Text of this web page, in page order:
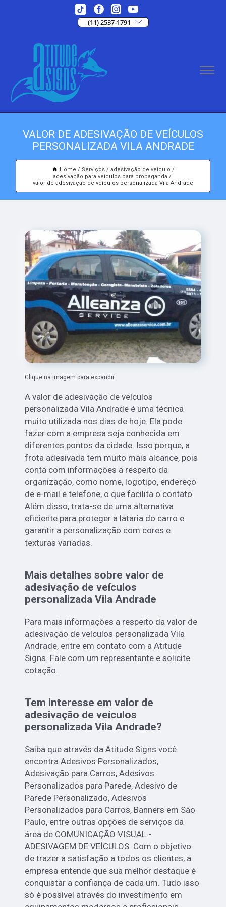
(11) 2537-1791
VALOR DE ADESIVAÇÃO DE VEÍCULOS
PERSONALIZADA VILA ANDRADE
Home Serviços
adesivação de veículo
adesivação para veículos para propaganda
valor de adesivação de veículos personalizada Vila Andrade
Clique na imagem para expandir
A valor de adesivação de veículos
personalizada Vila Andrade é uma técnica
muito utilizada nos dias de hoje. Ela pode
fazer com a empresa seja conhecida em
diferentes pontos da cidade. Isso porque, a
frota adesivada tem muito mais alcance, pois
conta com informações a respeito da
organização, como nome, logotipo, endereço
de e-mail e telefone, o que facilita o contato.
Além disso, trata-se de uma alternativa
eficiente para proteger a lataria do carro e
garantir a personalização com cores e
texturas variadas.
Mais detalhes sobre valor de
adesivação de veículos
personalizada Vila Andrade
Para mais informações a respeito da valor de
adesivação de veículos personalizada Vila
Andrade, entre em contato com a Atitude
Signs. Fale com um representante e solicite
cotação.
Tem interesse em valor de
adesivação de veículos
personalizada Vila Andrade?
Saiba que através da Atitude Signs você
encontra Adesivos Personalizados,
Adesivação para Carros, Adesivos
Personalizados para Parede, Adesivo de
Parede Personalizado, Adesivos
Personalizados para Carros, Banners em São
Paulo, entre outras opções de serviços da
área de COMUNICAÇÃO VISUAL -
ADESIVAGEM DE VEÍCULOS. Com o objetivo
de trazer a satisfação a todos os clientes, a
empresa entende que sua melhor destaque é
conquistar a confiança de cada um. Tudo isso
só é possível através do investimento em